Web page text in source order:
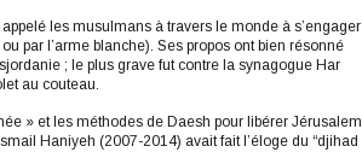
les musulmans à travers le monde à s’engager
par l’arme blanche). Ses propos ont bien résonné
; le plus grave fut contre la synagogue Har
au couteau.
» et les méthodes de Daesh pour libérer Jérusalem
Haniyeh (2007-2014) avait fait l’éloge du “djihad